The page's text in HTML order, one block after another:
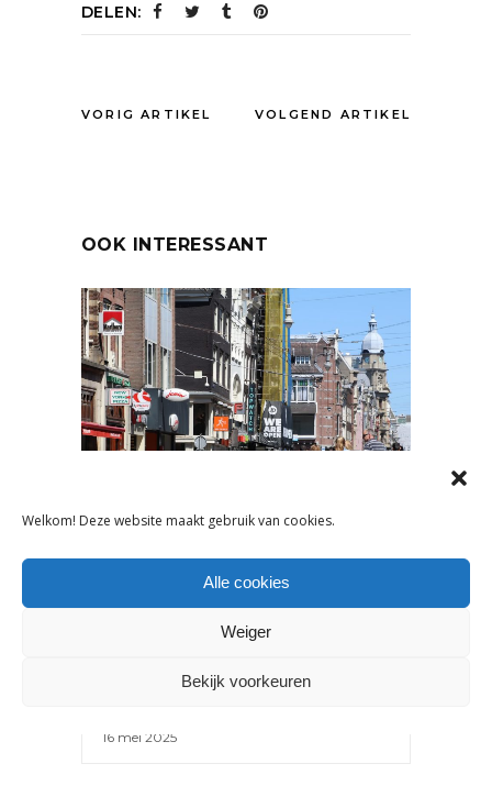
Welkom! Deze website maakt gebruik van cookies.
Alle cookies
Weiger
Bekijk voorkeuren
DELEN:
VORIG ARTIKEL VOLGEND ARTIKEL
OOK INTERESSANT
NIEUWS
DETAILHANDEL GROEIT LICHT
IN Q1 2025: WAT DIT
BETEKENT VOOR
16 mei 2025